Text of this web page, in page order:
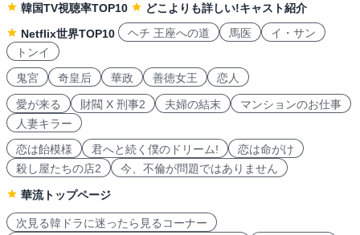
韓国TV視聴率TOP10
どこよりも詳しい!キャスト紹介
Netflix世界TOP10
ヘチ 王座への道 馬医
イ・サン
トンイ
鬼宮
奇皇后 華政 善徳女王 恋人
愛が来る 財閥 X 刑事2 夫婦の結末
マンションのお仕事
人妻キラー
恋は飴模様
君へと続く僕のドリーム!
恋は命がけ
殺し屋たちの店2
今、不倫が問題ではありません
華流トップページ
次見る韓ドラに迷ったら見るコーナー